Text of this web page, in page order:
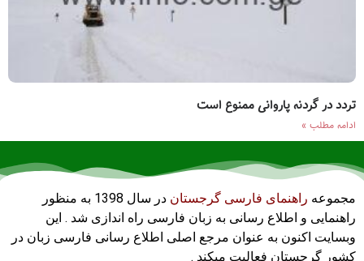
تردد در گردنه پاروانی ممنوع است
ادامه مطلب »
مجموعه راهنمای فارسی گرجستان
در سال 1398 به منظور
راهنمایی و اطلاع رسانی به زبان فارسی راه اندازی شد . این
وبسایت اکنون به عنوان مرجع اصلی اطلاع رسانی فارسی زبان در
کشور گرجستان فعالیت میکند .